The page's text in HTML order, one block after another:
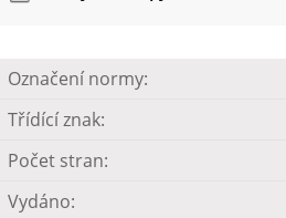
Označení normy:
Třídící znak:
Počet stran:
Vydáno: